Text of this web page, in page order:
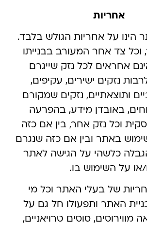
אחריות
הינו על אחריות הגולש בלבד.
צד אחר המעורב בבנייתו
אחראים לכל נזק שייגרם
נזקים ישירים, עקיפים,
ותוצאתיים, נזקים שמקורם
באובדן מידע, בהפרעה
וכל נזק אחר, בין אם כזה
באתר ובין אם כזה שנגרם
כלשהי על הגישה לאתר
או על השימוש בו.
של בעלי האתר וכל מי
האתר ותפעולו חל גם על
מווירוסים, סוסים טרויאניים,